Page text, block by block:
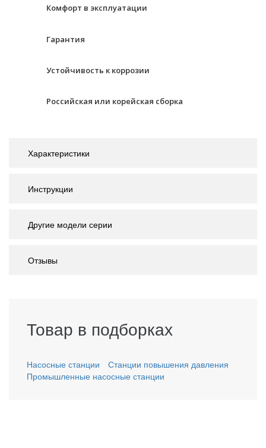
Комфорт в эксплуатации
Гарантия
Устойчивость к коррозии
Российская или корейская сборка
Характеристики
Инструкции
Другие модели серии
Отзывы
Товар в подборках
Насосные станции
Станции повышения давления
Промышленные насосные станции